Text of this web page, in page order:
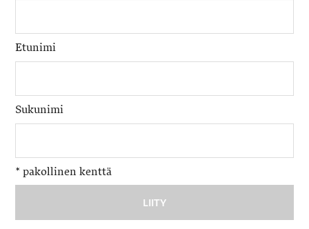
Etunimi
Sukunimi
* pakollinen kenttä